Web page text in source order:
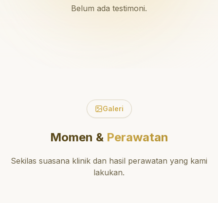
Belum ada testimoni.
Galeri
Momen &Perawatan
Sekilas suasana klinik dan hasil perawatan yang kami
lakukan.